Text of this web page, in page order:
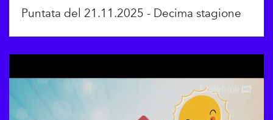
Puntata del 21.11.2025 - Decima stagione